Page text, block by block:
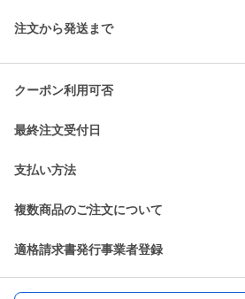
注文から発送まで
クーポン利用可否
最終注文受付日
支払い方法
複数商品のご注文について
適格請求書発行事業者登録